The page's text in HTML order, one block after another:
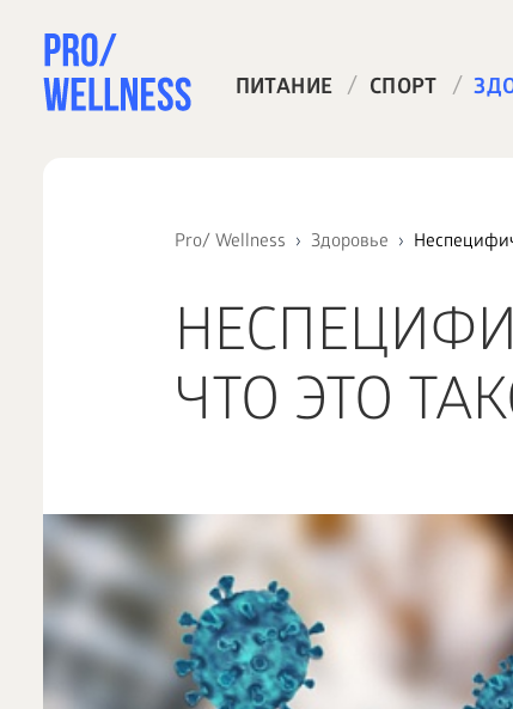
ПИТАНИЕ / СПОРТ /
Pro/ Wellness Здоровье
ЧТО ЭТО